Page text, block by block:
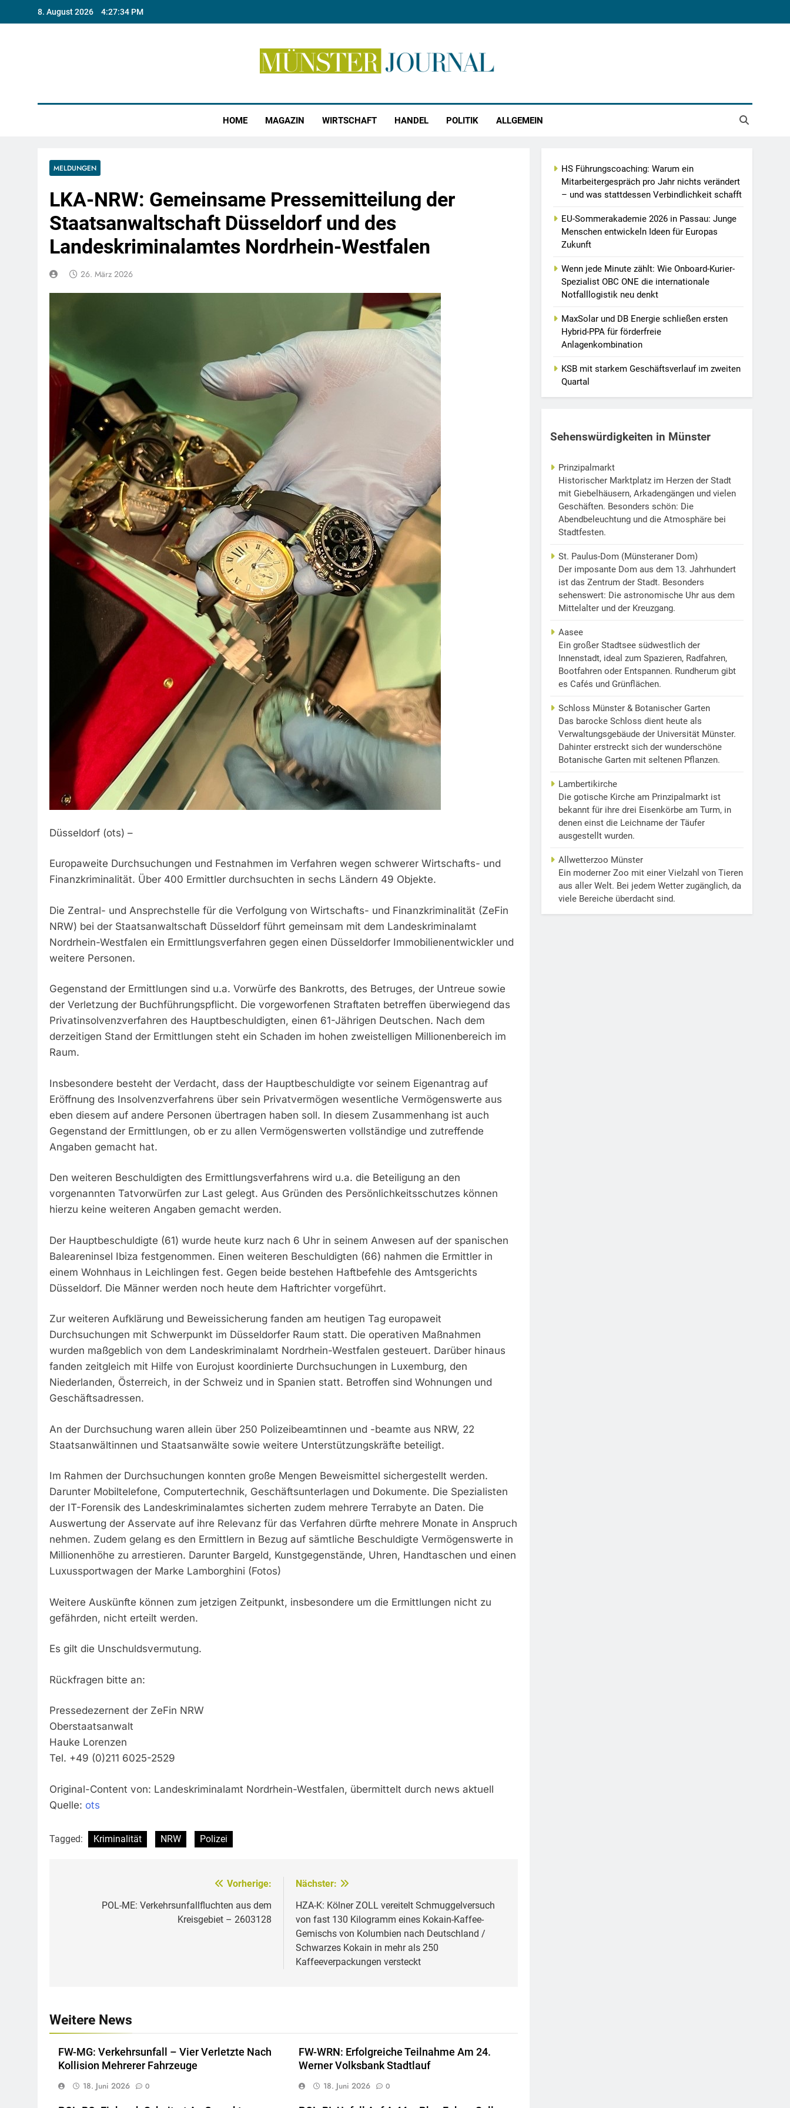
8. August 2026 4:27:35 PM
HOME MAGAZIN WIRTSCHAFT HANDEL POLITIK ALLGEMEIN
MELDUNGEN
LKA-NRW: Gemeinsame Pressemitteilung der
Staatsanwaltschaft Düsseldorf und des
Landeskriminalamtes Nordrhein-Westfalen
26. März 2026
Düsseldorf (ots) –
Europaweite Durchsuchungen und Festnahmen im Verfahren wegen schwerer Wirtschafts- und
Finanzkriminalität. Über 400 Ermittler durchsuchten in sechs Ländern 49 Objekte.
Die Zentral- und Ansprechstelle für die Verfolgung von Wirtschafts- und Finanzkriminalität (ZeFin
NRW) bei der Staatsanwaltschaft Düsseldorf führt gemeinsam mit dem Landeskriminalamt
Nordrhein-Westfalen ein Ermittlungsverfahren gegen einen Düsseldorfer Immobilienentwickler und
weitere Personen.
Gegenstand der Ermittlungen sind u.a. Vorwürfe des Bankrotts, des Betruges, der Untreue sowie
der Verletzung der Buchführungspflicht. Die vorgeworfenen Straftaten betreffen überwiegend das
Privatinsolvenzverfahren des Hauptbeschuldigten, einen 61-Jährigen Deutschen. Nach dem
derzeitigen Stand der Ermittlungen steht ein Schaden im hohen zweistelligen Millionenbereich im
Raum.
Insbesondere besteht der Verdacht, dass der Hauptbeschuldigte vor seinem Eigenantrag auf
Eröffnung des Insolvenzverfahrens über sein Privatvermögen wesentliche Vermögenswerte aus
eben diesem auf andere Personen übertragen haben soll. In diesem Zusammenhang ist auch
Gegenstand der Ermittlungen, ob er zu allen Vermögenswerten vollständige und zutreffende
Angaben gemacht hat.
Den weiteren Beschuldigten des Ermittlungsverfahrens wird u.a. die Beteiligung an den
vorgenannten Tatvorwürfen zur Last gelegt. Aus Gründen des Persönlichkeitsschutzes können
hierzu keine weiteren Angaben gemacht werden.
Der Hauptbeschuldigte (61) wurde heute kurz nach 6 Uhr in seinem Anwesen auf der spanischen
Baleareninsel Ibiza festgenommen. Einen weiteren Beschuldigten (66) nahmen die Ermittler in
einem Wohnhaus in Leichlingen fest. Gegen beide bestehen Haftbefehle des Amtsgerichts
Düsseldorf. Die Männer werden noch heute dem Haftrichter vorgeführt.
Zur weiteren Aufklärung und Beweissicherung fanden am heutigen Tag europaweit
Durchsuchungen mit Schwerpunkt im Düsseldorfer Raum statt. Die operativen Maßnahmen
wurden maßgeblich von dem Landeskriminalamt Nordrhein-Westfalen gesteuert. Darüber hinaus
fanden zeitgleich mit Hilfe von Eurojust koordinierte Durchsuchungen in Luxemburg, den
Niederlanden, Österreich, in der Schweiz und in Spanien statt. Betroffen sind Wohnungen und
Geschäftsadressen.
An der Durchsuchung waren allein über 250 Polizeibeamtinnen und -beamte aus NRW, 22
Staatsanwältinnen und Staatsanwälte sowie weitere Unterstützungskräfte beteiligt.
Im Rahmen der Durchsuchungen konnten große Mengen Beweismittel sichergestellt werden.
Darunter Mobiltelefone, Computertechnik, Geschäftsunterlagen und Dokumente. Die Spezialisten
der IT-Forensik des Landeskriminalamtes sicherten zudem mehrere Terrabyte an Daten. Die
Auswertung der Asservate auf ihre Relevanz für das Verfahren dürfte mehrere Monate in Anspruch
nehmen. Zudem gelang es den Ermittlern in Bezug auf sämtliche Beschuldigte Vermögenswerte in
Millionenhöhe zu arrestieren. Darunter Bargeld, Kunstgegenstände, Uhren, Handtaschen und einen
Luxussportwagen der Marke Lamborghini (Fotos)
Weitere Auskünfte können zum jetzigen Zeitpunkt, insbesondere um die Ermittlungen nicht zu
gefährden, nicht erteilt werden.
Es gilt die Unschuldsvermutung.
Rückfragen bitte an:
Pressedezernent der ZeFin NRW
Oberstaatsanwalt
Hauke Lorenzen
Tel. +49 (0)211 6025-2529
Original-Content von: Landeskriminalamt Nordrhein-Westfalen, übermittelt durch news aktuell
Quelle: ots
Tagged: Kriminalität NRW Polizei
Vorherige:
POL-ME: Verkehrsunfallfluchten aus dem
Kreisgebiet – 2603128
Nächster:
HZA-K: Kölner ZOLL vereitelt Schmuggelversuch
von fast 130 Kilogramm eines Kokain-Kaffee-
Gemischs von Kolumbien nach Deutschland /
Schwarzes Kokain in mehr als 250
Kaffeeverpackungen versteckt
Weitere News
FW-MG: Verkehrsunfall – Vier Verletzte Nach
Kollision Mehrerer Fahrzeuge
18. Juni 2026 0
FW-WRN: Erfolgreiche Teilnahme Am 24.
Werner Volksbank Stadtlauf
18. Juni 2026 0
HS Führungscoaching: Warum ein
Mitarbeitergespräch pro Jahr nichts verändert
– und was stattdessen Verbindlichkeit schafft
EU-Sommerakademie 2026 in Passau: Junge
Menschen entwickeln Ideen für Europas
Zukunft
Wenn jede Minute zählt: Wie Onboard-Kurier-
Spezialist OBC ONE die internationale
Notfalllogistik neu denkt
MaxSolar und DB Energie schließen ersten
Hybrid-PPA für förderfreie
Anlagenkombination
KSB mit starkem Geschäftsverlauf im zweiten
Quartal
Sehenswürdigkeiten in Münster
Prinzipalmarkt
Historischer Marktplatz im Herzen der Stadt
mit Giebelhäusern, Arkadengängen und vielen
Geschäften. Besonders schön: Die
Abendbeleuchtung und die Atmosphäre bei
Stadtfesten.
St. Paulus-Dom (Münsteraner Dom)
Der imposante Dom aus dem 13. Jahrhundert
ist das Zentrum der Stadt. Besonders
sehenswert: Die astronomische Uhr aus dem
Mittelalter und der Kreuzgang.
Aasee
Ein großer Stadtsee südwestlich der
Innenstadt, ideal zum Spazieren, Radfahren,
Bootfahren oder Entspannen. Rundherum gibt
es Cafés und Grünflächen.
Schloss Münster & Botanischer Garten
Das barocke Schloss dient heute als
Verwaltungsgebäude der Universität Münster.
Dahinter erstreckt sich der wunderschöne
Botanische Garten mit seltenen Pflanzen.
Lambertikirche
Die gotische Kirche am Prinzipalmarkt ist
bekannt für ihre drei Eisenkörbe am Turm, in
denen einst die Leichname der Täufer
ausgestellt wurden.
Allwetterzoo Münster
Ein moderner Zoo mit einer Vielzahl von Tieren
aus aller Welt. Bei jedem Wetter zugänglich, da
viele Bereiche überdacht sind.